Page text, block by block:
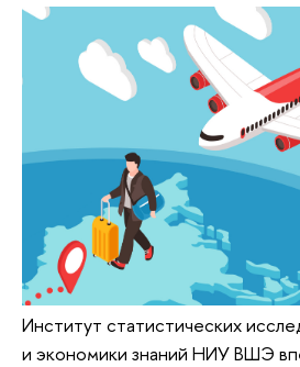
Институт статистических
и экономики знаний НИУ ВШЭ